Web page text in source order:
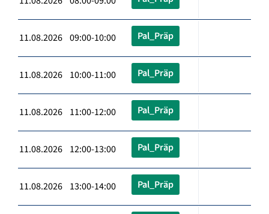
11.08.2026 09:00-10:00 Pal_Präp
11.08.2026 10:00-11:00 Pal_Präp
11.08.2026 11:00-12:00 Pal_Präp
11.08.2026 12:00-13:00 Pal_Präp
11.08.2026 13:00-14:00 Pal_Präp